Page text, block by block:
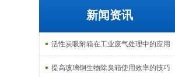
新闻资讯
活性炭吸附箱在工业废气处理中的应用
提高玻璃钢生物除臭箱使用效率的技巧